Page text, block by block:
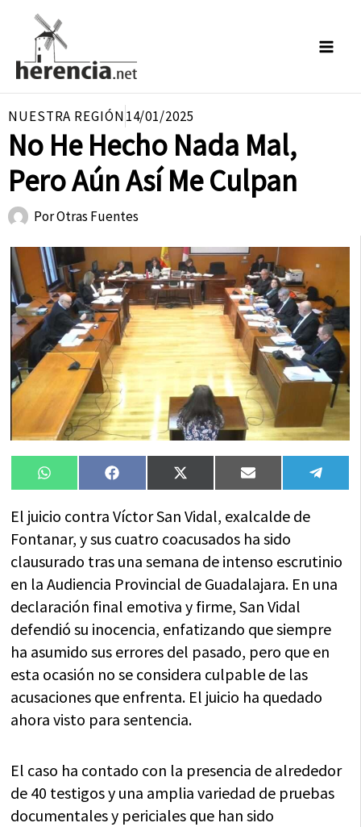
contenido
NUESTRA REGIÓN14/01/2025
No He Hecho Nada Mal,
Pero Aún Así Me Culpan
PorOtras Fuentes
Compartir
en
WhatsAppCompartir
en
FacebookCompartir
en
X
(Twitter)
Compartir
en
Email
en
El juicio contra Víctor San Vidal, exalcalde de
Fontanar, y sus cuatro coacusados ha sido
clausurado tras una semana de intenso escrutinio
en la Audiencia Provincial de Guadalajara. En una
declaración final emotiva y firme, San Vidal
defendió su inocencia, enfatizando que siempre
ha asumido sus errores del pasado, pero que en
esta ocasión no se considera culpable de las
acusaciones que enfrenta. El juicio ha quedado
ahora visto para sentencia.
El caso ha contado con la presencia de alrededor
de 40 testigos y una amplia variedad de pruebas
documentales y periciales que han sido